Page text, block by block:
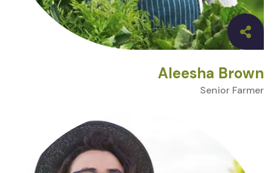
Aleesha Brown
Senior Farmer